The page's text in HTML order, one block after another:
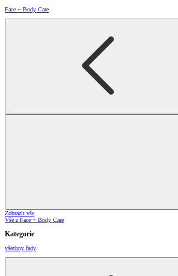
Face + Body Care
Zobrazit vše
Vše z Face + Body Care
Kategorie
všechny řady